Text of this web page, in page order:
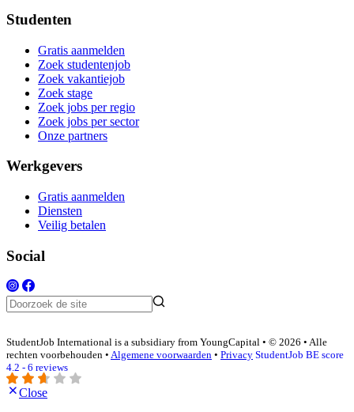
Studenten
Gratis aanmelden
Zoek studentenjob
Zoek vakantiejob
Zoek stage
Zoek jobs per regio
Zoek jobs per sector
Onze partners
Werkgevers
Gratis aanmelden
Diensten
Veilig betalen
Social
StudentJob International is a subsidiary from YoungCapital • © 2026 • Alle
rechten voorbehouden • Algemene voorwaarden • Privacy StudentJob BE score
4.2 - 6 reviews
Close